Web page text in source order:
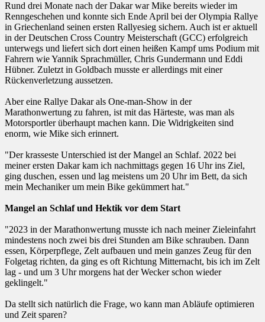
Rund drei Monate nach der Dakar war Mike bereits wieder im
Renngeschehen und konnte sich Ende April bei der Olympia Rallye
in Griechenland seinen ersten Rallyesieg sichern. Auch ist er aktuell
in der Deutschen Cross Country Meisterschaft (GCC) erfolgreich
unterwegs und liefert sich dort einen heißen Kampf ums Podium mit
Fahrern wie Yannik Sprachmüller, Chris Gundermann und Eddi
Hübner. Zuletzt in Goldbach musste er allerdings mit einer
Rückenverletzung aussetzen.
Aber eine Rallye Dakar als One-man-Show in der
Marathonwertung zu fahren, ist mit das Härteste, was man als
Motorsportler überhaupt machen kann. Die Widrigkeiten sind
enorm, wie Mike sich erinnert.
"Der krasseste Unterschied ist der Mangel an Schlaf. 2022 bei
meiner ersten Dakar kam ich nachmittags gegen 16 Uhr ins Ziel,
ging duschen, essen und lag meistens um 20 Uhr im Bett, da sich
mein Mechaniker um mein Bike gekümmert hat."
Mangel an Schlaf und Hektik vor dem Start
"2023 in der Marathonwertung musste ich nach meiner Zieleinfahrt
mindestens noch zwei bis drei Stunden am Bike schrauben. Dann
essen, Körperpflege, Zelt aufbauen und mein ganzes Zeug für den
Folgetag richten, da ging es oft Richtung Mitternacht, bis ich im Zelt
lag - und um 3 Uhr morgens hat der Wecker schon wieder
geklingelt."
Da stellt sich natürlich die Frage, wo kann man Abläufe optimieren
und Zeit sparen?